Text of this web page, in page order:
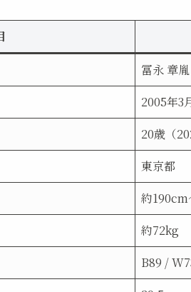
冨永 章
2005年3
20歳（
東京都
約
約72kg
B89 /